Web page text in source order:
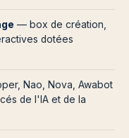
— box de création,
dotées
Nao, Nova, Awabot
de l'IA et de la